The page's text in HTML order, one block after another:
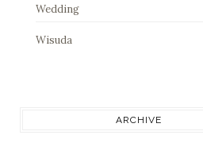
Wedding
Wisuda
ARCHIVE